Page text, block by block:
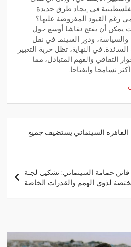
في إيجاد طرق جديدة
رغم القيود المفروضة عليها؟
يمكن أن يفتح نقاشا أوسع حول
والسياسة، ودور السينما في نقل
في النهاية، تظل حرية التعبير
الثقافي والفهم المتبادل، مما
تسامحا وانفتاحا.
السينمائي يستضيف جميع
حمامة السينمائي: تشكيل لجنة
لذوي الهمم والقدرات الخاصة